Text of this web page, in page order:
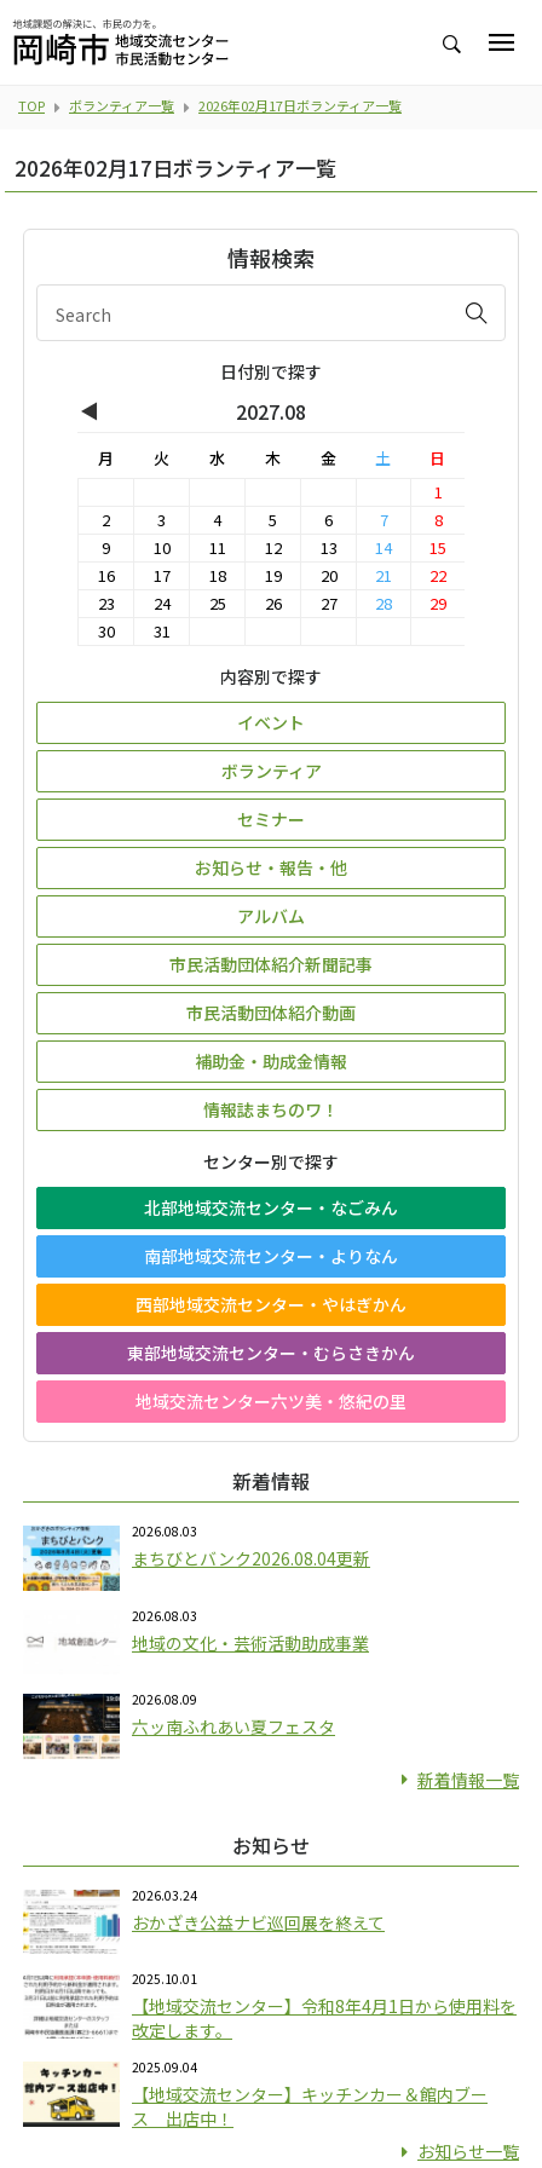
TOP ボランティア一覧 2026年02月17日ボランティア一覧
2026年02月17日ボランティア一覧
情報検索
日付別で探す
◀ 2027.08
月 火 水 木 金 土
日
1
2
3 4 5 6 7
8
9
10 11 12 13 14
15
16
17 18 19 20 21
22
23
24 25 26 27 28
29
30
31
内容別で探す
イベント
ボランティア
セミナー
お知らせ・報告・他
アルバム
市民活動団体紹介新聞記事
市民活動団体紹介動画
補助金・助成金情報
情報誌まちのワ！
センター別で探す
北部地域交流センター・なごみん
南部地域交流センター・よりなん
西部地域交流センター・やはぎかん
東部地域交流センター・むらさきかん
地域交流センター六ツ美・悠紀の里
新着情報
2026.08.03
まちびとバンク2026.08.04更新
2026.08.03
地域の文化・芸術活動助成事業
2026.08.09
六ッ南ふれあい夏フェスタ
新着情報一覧
お知らせ
2026.03.24
おかざき公益ナビ巡回展を終えて
2025.10.01
【地域交流センター】令和8年4月1日から使用料を
改定します。
2025.09.04
【地域交流センター】キッチンカー＆館内ブー
ス 出店中！
お知らせ一覧